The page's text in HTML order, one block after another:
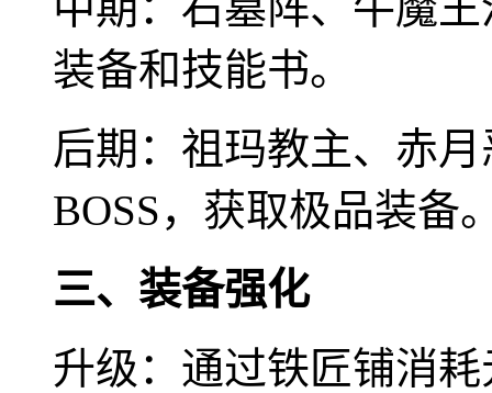
装备和技能书。
后期：祖玛教主、赤
BOSS，获取极品装备
三、装备强化
升级：通过铁匠铺消